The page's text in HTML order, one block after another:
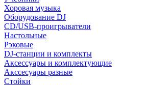
Хоровая музыка
Оборудование DJ
CD/USB-проигрыватели
Настольные
Рэковые
DJ-станции и комплекты
Аксессуары и комплектующие
Акссесуары разные
Стойки